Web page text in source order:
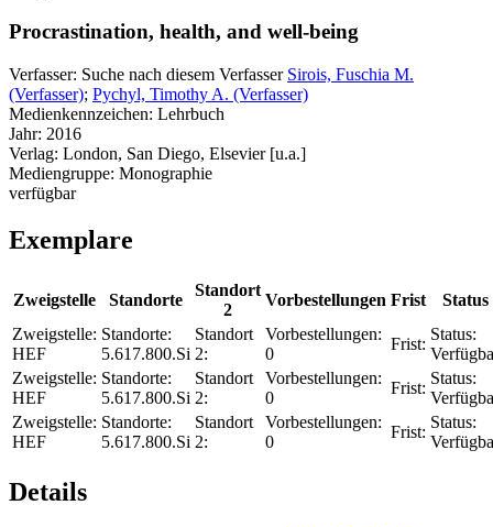
Procrastination, health, and well-being
Verfasser: Suche nach diesem Verfasser Sirois, Fuschia M.
(Verfasser); Pychyl, Timothy A. (Verfasser)
Medienkennzeichen: Lehrbuch
Jahr: 2016
Verlag: London, San Diego, Elsevier [u.a.]
Mediengruppe: Monographie
verfügbar
Exemplare
Zweigstelle Standorte
Standort
2
Vorbestellungen Frist
Status
Zweigstelle:
HEF
Standorte:
5.617.800.Si
Standort
2:
Vorbestellungen:
0
Frist:
Status:
Zweigstelle:
HEF
Standorte:
5.617.800.Si
Standort
2:
Vorbestellungen:
0
Frist:
Status:
Zweigstelle:
HEF
Standorte:
5.617.800.Si
Standort
2:
Vorbestellungen:
0
Frist:
Status:
Details